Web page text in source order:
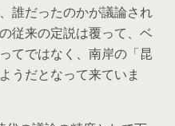
誰だったのかが議論され
従来の定説は覆って、ベ
てではなく、南岸の「昆
うだとなって来ていま